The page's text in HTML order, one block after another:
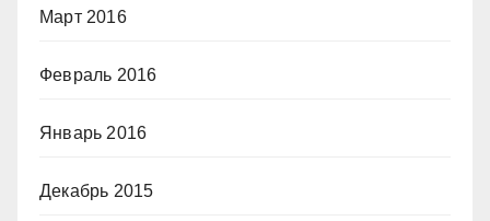
Март 2016
Февраль 2016
Январь 2016
Декабрь 2015